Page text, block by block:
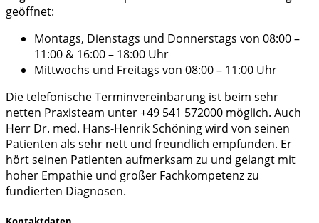
geöffnet:
Montags, Dienstags und Donnerstags von 08:00 –
11:00 & 16:00 – 18:00 Uhr
Mittwochs und Freitags von 08:00 – 11:00 Uhr
Die telefonische Terminvereinbarung ist beim sehr
netten Praxisteam unter +49 541 572000 möglich. Auch
Herr Dr. med. Hans-Henrik Schöning wird von seinen
Patienten als sehr nett und freundlich empfunden. Er
hört seinen Patienten aufmerksam zu und gelangt mit
hoher Empathie und großer Fachkompetenz zu
fundierten Diagnosen.